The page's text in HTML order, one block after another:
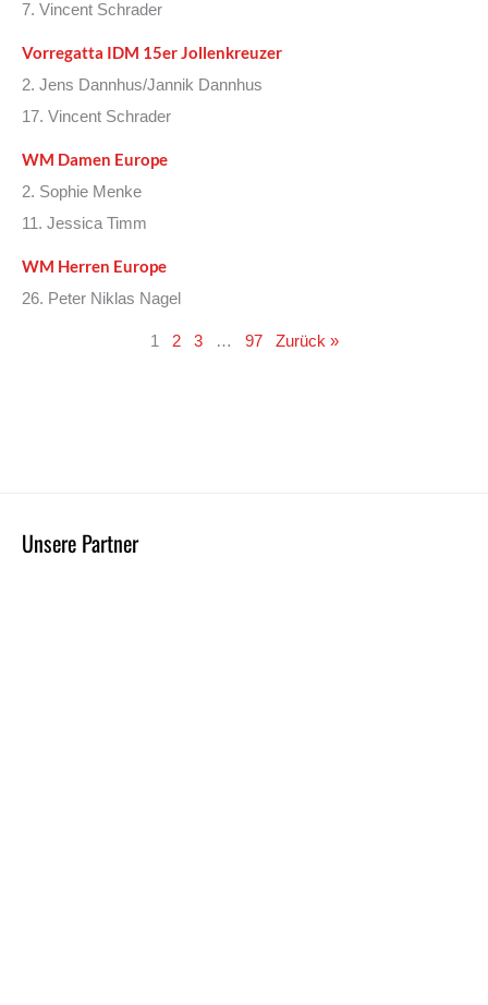
7. Vincent Schrader
Vorregatta IDM 15er Jollenkreuzer
2. Jens Dannhus/Jannik Dannhus
17. Vincent Schrader
WM Damen Europe
2. Sophie Menke
11. Jessica Timm
WM Herren Europe
26. Peter Niklas Nagel
1 2 3 … 97 Zurück »
Unsere Partner